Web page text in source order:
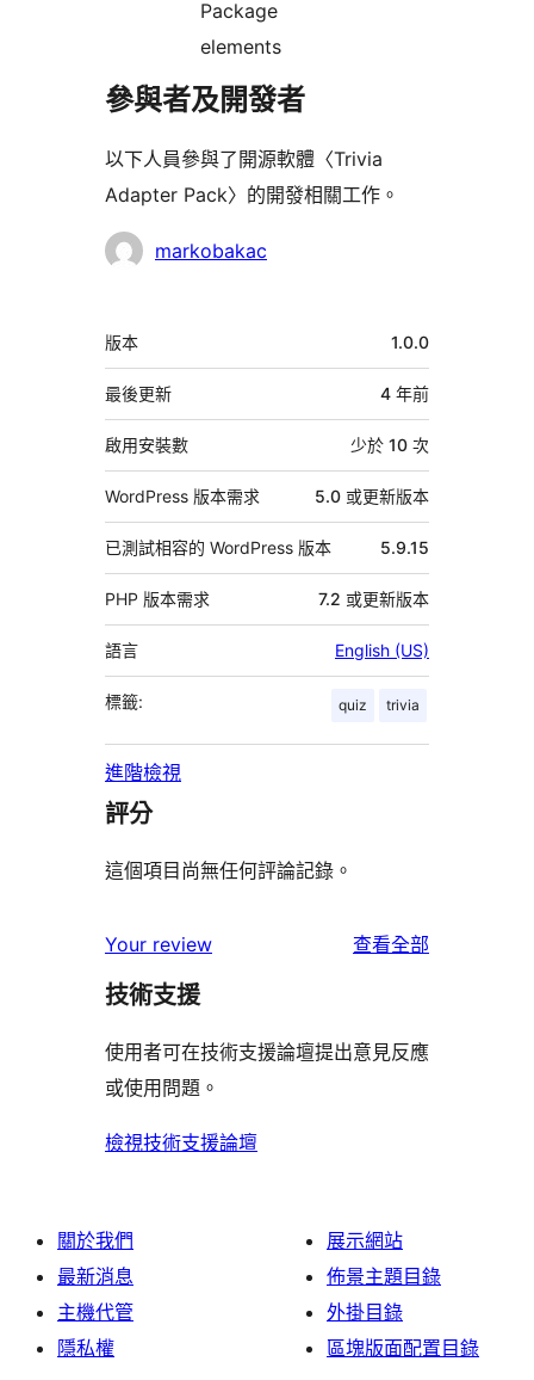
Package
elements
參與者及開發者
以下人員參與了開源軟體〈Trivia
Adapter Pack〉的開發相關工作。
參
markobakac
中
繼
資
料
版本 1.0.0
最後更新 4 年前
啟用安裝數 少於 10 次
WordPress 版本需求 5.0 或更新版本
已測試相容的 WordPress 版本 5.9.15
PHP 版本需求 7.2 或更新版本
語言 English (US)
標籤: quiz trivia
進階檢視
評分
這個項目尚無任何評論記錄。
Your review 查看全部
評
技術支援
使用者可在技術支援論壇提出意見反應
或使用問題。
檢視技術支援論壇
關於我們
最新消息
主機代管
隱私權
展示網站
佈景主題目錄
外掛目錄
區塊版面配置目錄